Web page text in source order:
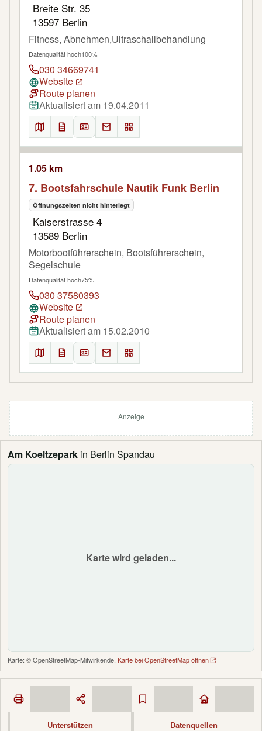
Am Koeltzepark in Berlin Spandau
Karte wird geladen...
Karte: © OpenStreetMap-Mitwirkende. Karte bei OpenStreetMap öffnen
Unterstützen Datenquellen
Breite Str. 35
13597 Berlin
Fitness, Abnehmen,Ultraschallbehandlung
Datenqualität hoch100%
030 34669741
Website
Route planen
Aktualisiert am 19.04.2011
1.05 km
7. Bootsfahrschule Nautik Funk Berlin
Öffnungszeiten nicht hinterlegt
Kaiserstrasse 4
13589 Berlin
Motorbootführerschein, Bootsführerschein,
Segelschule
Datenqualität hoch75%
030 37580393
Website
Route planen
Aktualisiert am 15.02.2010
Anzeige